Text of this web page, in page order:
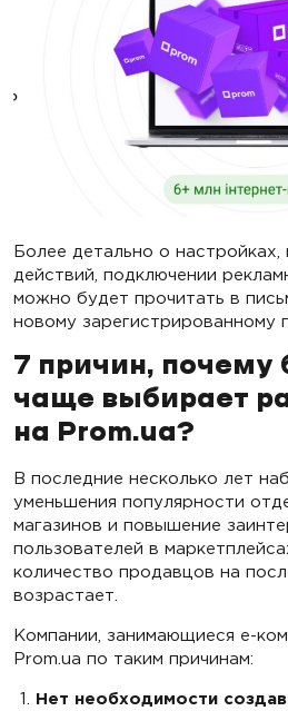
Более детально о настройках,
действий, подключении
можно будет прочитать в
новому зарегистрированному
7 причин, почему
чаще выбирает
на Prom.ua?
В последние несколько лет
уменьшения популярности
магазинов и повышение
пользователей в
количество продавцов на
возрастает.
Компании, занимающиеся e-
Prom.ua по таким причинам:
Нет необходимости